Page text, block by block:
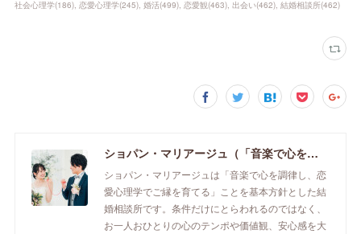
社会心理学(186) 恋愛心理学(245) 婚活(499) 恋愛観(463) 出会い(462) 結婚相談所(462)
ショパン・マリアージュ（「音楽で心を調律し恋愛心理学でご縁を育てる」釧路市の結婚相談所）/ 全国結婚相談事業者連盟正規加盟店 / cherry-piano.com
ショパン・マリアージュは「音楽で心を調律し、恋
愛心理学でご縁を育てる」ことを基本方針とした結
婚相談所です。条件だけにとらわれるのではなく、
お一人おひとりの心のテンポや価値観、安心感を大